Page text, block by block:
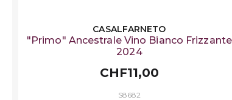
CASALFARNETO
"Primo" Ancestrale Vino Bianco Frizzante
2024
CHF11,00
S8682